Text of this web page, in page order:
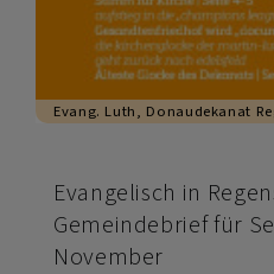
Evang. Luth, Donaudekanat
Evangelisch in
Gemeindebrief für
November